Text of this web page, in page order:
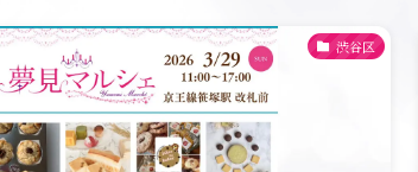
渋谷区